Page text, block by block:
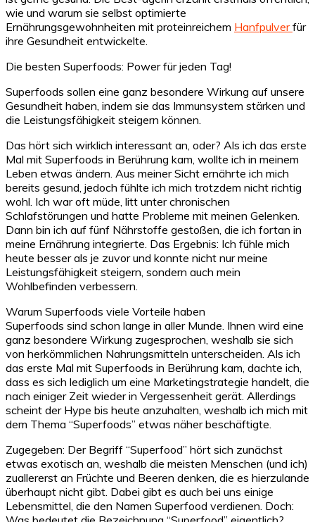
wie und warum sie selbst optimierte
Ernährungsgewohnheiten mit proteinreichem Hanfpulverfür
ihre Gesundheit entwickelte.
Die besten Superfoods: Power für jeden Tag!
Superfoods sollen eine ganz besondere Wirkung auf unsere
Gesundheit haben, indem sie das Immunsystem stärken und
die Leistungsfähigkeit steigern können.
Das hört sich wirklich interessant an, oder? Als ich das erste
Mal mit Superfoods in Berührung kam, wollte ich in meinem
Leben etwas ändern. Aus meiner Sicht ernährte ich mich
bereits gesund, jedoch fühlte ich mich trotzdem nicht richtig
wohl. Ich war oft müde, litt unter chronischen
Schlafstörungen und hatte Probleme mit meinen Gelenken.
Dann bin ich auf fünf Nährstoffe gestoßen, die ich fortan in
meine Ernährung integrierte. Das Ergebnis: Ich fühle mich
heute besser als je zuvor und konnte nicht nur meine
Leistungsfähigkeit steigern, sondern auch mein
Wohlbefinden verbessern.
Warum Superfoods viele Vorteile haben
Superfoods sind schon lange in aller Munde. Ihnen wird eine
ganz besondere Wirkung zugesprochen, weshalb sie sich
von herkömmlichen Nahrungsmitteln unterscheiden. Als ich
das erste Mal mit Superfoods in Berührung kam, dachte ich,
dass es sich lediglich um eine Marketingstrategie handelt, die
nach einiger Zeit wieder in Vergessenheit gerät. Allerdings
scheint der Hype bis heute anzuhalten, weshalb ich mich mit
dem Thema “Superfoods” etwas näher beschäftigte.
Zugegeben: Der Begriff “Superfood” hört sich zunächst
etwas exotisch an, weshalb die meisten Menschen (und ich)
zuallererst an Früchte und Beeren denken, die es hierzulande
überhaupt nicht gibt. Dabei gibt es auch bei uns einige
Lebensmittel, die den Namen Superfood verdienen. Doch: